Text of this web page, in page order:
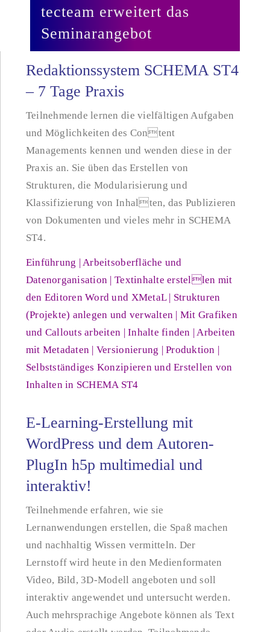
tecteam erweitert das
Seminarangebot
Redaktionssystem SCHEMA ST4
– 7 Tage Praxis
Teilnehmende lernen die vielfältigen Aufgaben
und Möglichkeiten des Content
Managements kennen und wenden diese in der
Praxis an. Sie üben das Erstellen von
Strukturen, die Modularisierung und
Klassifizierung von Inhalten, das Publizieren
von Dokumenten und vieles mehr in SCHEMA
ST4.
Einführung | Arbeitsoberfläche und
Datenorganisation | Textinhalte erstellen mit
den Editoren Word und XMetaL | Strukturen
(Projekte) anlegen und verwalten | Mit Grafiken
und Callouts arbeiten | Inhalte finden | Arbeiten
mit Metadaten | Versionierung | Produktion |
Selbstständiges Konzipieren und Erstellen von
Inhalten in SCHEMA ST4
E-Learning-Erstellung mit
WordPress und dem Autoren-
PlugIn h5p multimedial und
interaktiv!
Teilnehmende erfahren, wie sie
Lernanwendungen erstellen, die Spaß machen
und nachhaltig Wissen vermitteln. Der
Lernstoff wird heute in den Medienformaten
Video, Bild, 3D-Modell angeboten und soll
interaktiv angewendet und untersucht werden.
Auch mehrsprachige Angebote können als Text